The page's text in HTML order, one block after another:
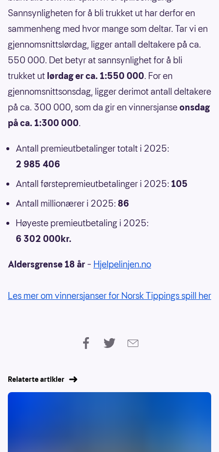
Sannsynligheten for å bli trukket ut har derfor en
sammenheng med hvor mange som deltar. Tar vi en
gjennomsnittslørdag, ligger antall deltakere på ca.
550 000. Det betyr at sannsynlighet for å bli
trukket ut lørdag er ca. 1:550 000. For en
gjennomsnittsonsdag, ligger derimot antall deltakere
på ca. 300 000, som da gir en vinnersjanseonsdag
på ca. 1:300 000.
Antall premieutbetalinger totalt i 2025:
2 985 406
Antall førstepremieutbetalinger i 2025: 105
Antall millionærer i 2025: 86
Høyeste premieutbetaling i 2025:
6 302 000kr.
Aldersgrense 18 år – Hjelpelinjen.no
Les mer om vinnersjanser for Norsk Tippings spill her
Relaterte artikler